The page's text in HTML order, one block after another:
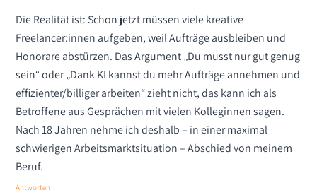
Die Realität ist: Schon jetzt müssen viele kreative
Freelancer:innen aufgeben, weil Aufträge ausbleiben und
Honorare abstürzen. Das Argument „Du musst nur gut genug
sein“ oder „Dank KI kannst du mehr Aufträge annehmen und
effizienter/billiger arbeiten“ zieht nicht, das kann ich als
Betroffene aus Gesprächen mit vielen Kolleginnen sagen.
Nach 18 Jahren nehme ich deshalb – in einer maximal
schwierigen Arbeitsmarktsituation – Abschied von meinem
Beruf.
Antworten